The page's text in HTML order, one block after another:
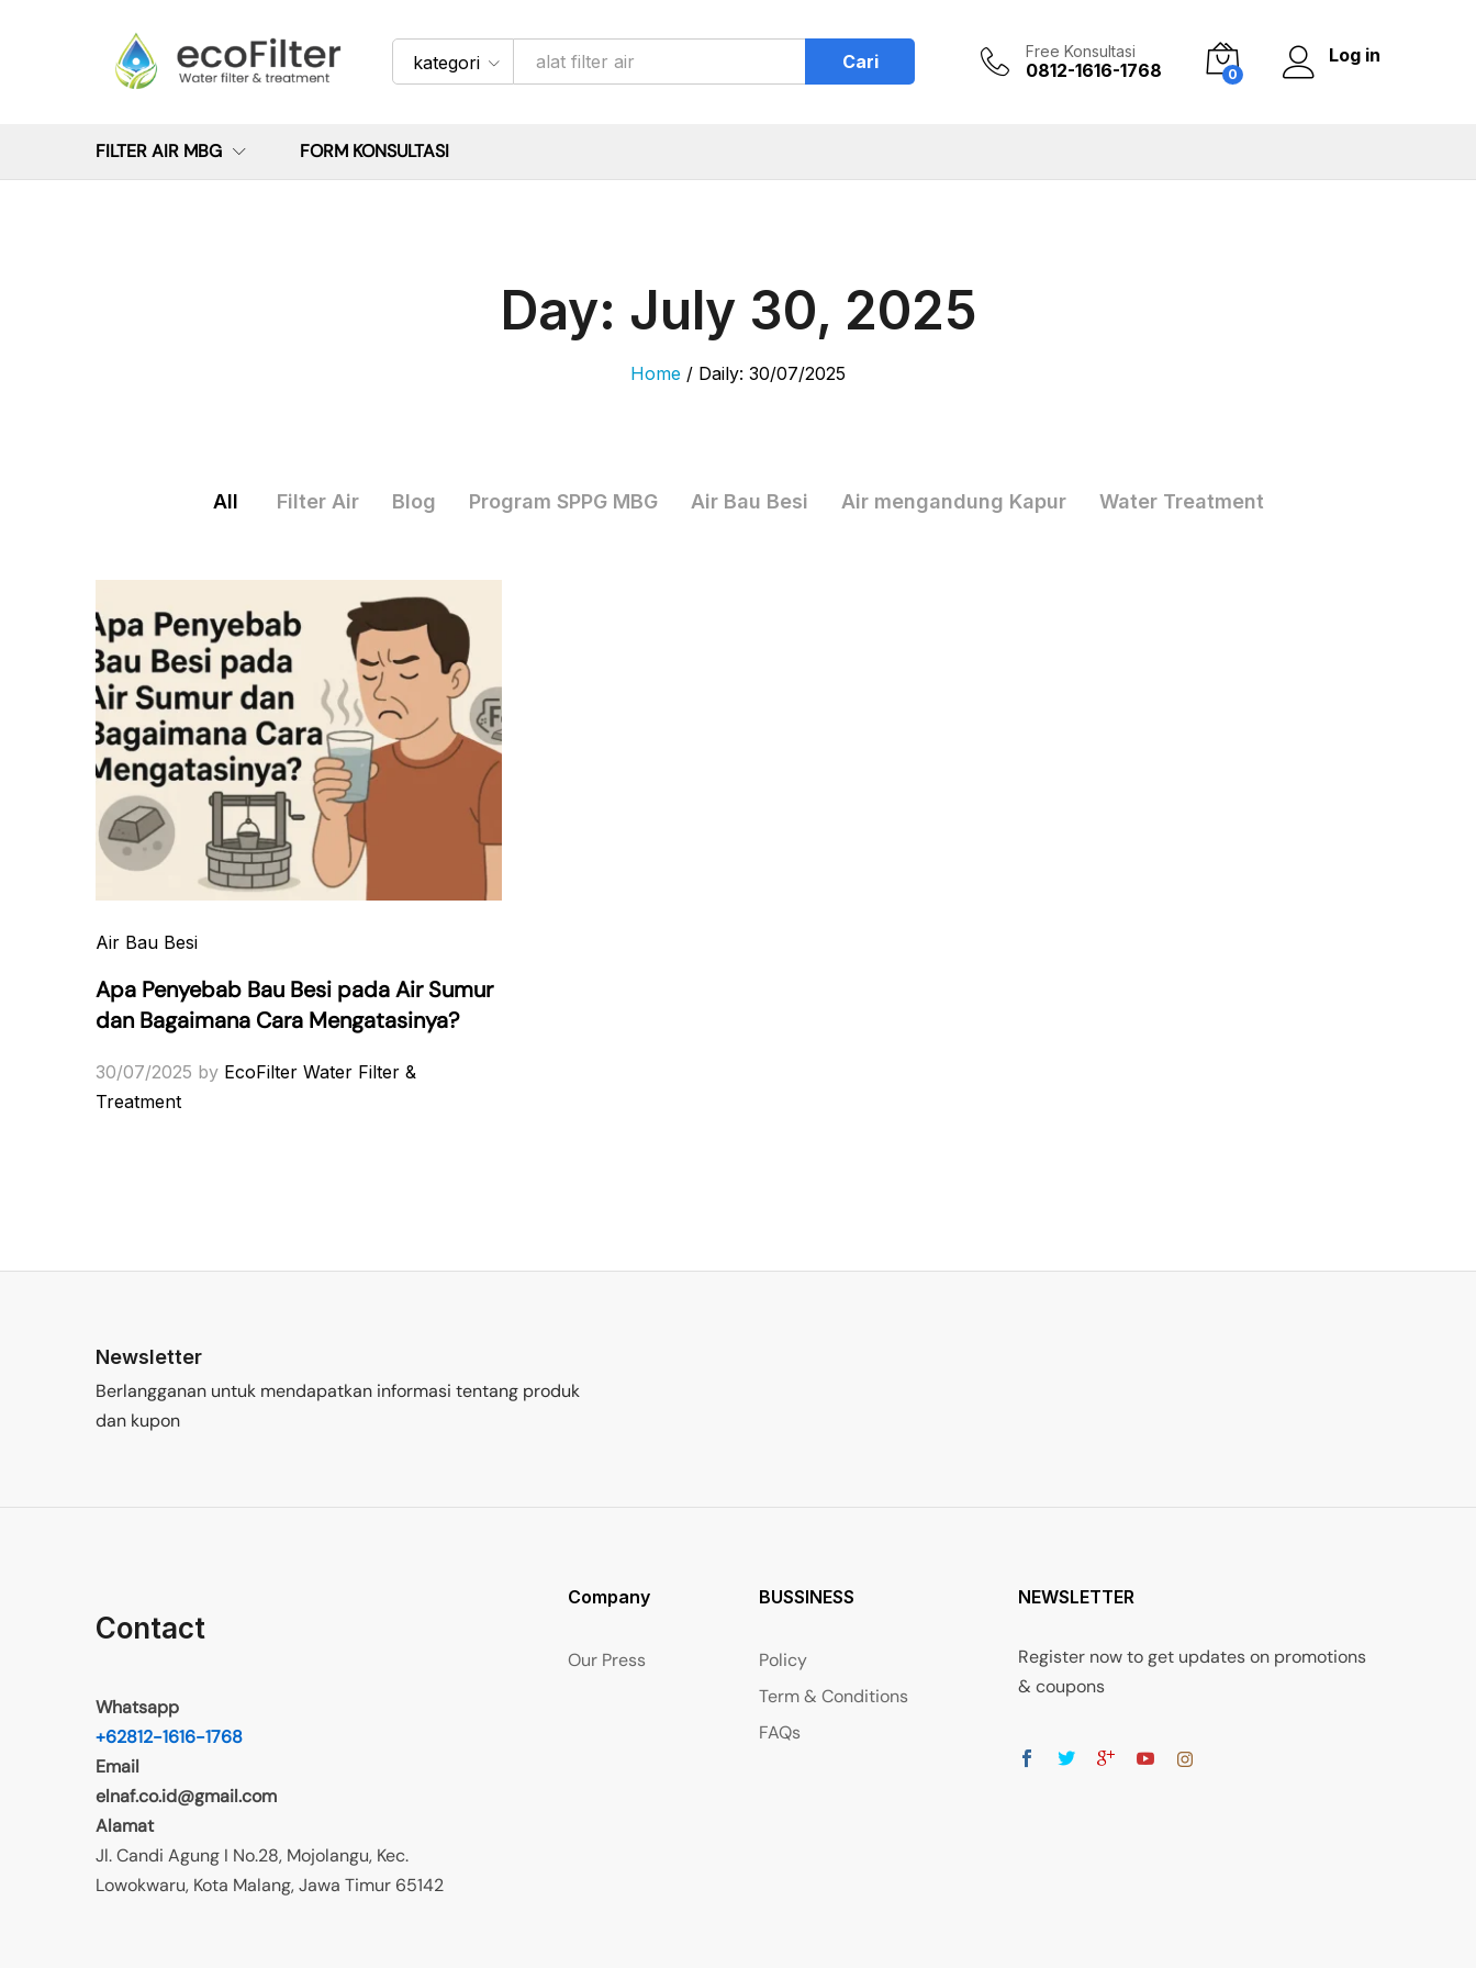
kategori Cari Free Konsultasi
0812-1616-1768 0
Log in
FILTER AIR MBG FORM KONSULTASI
Day: July 30, 2025
Home / Daily: 30/07/2025
All Filter Air Blog Program SPPG MBG Air Bau Besi Air mengandung Kapur Water Treatment
Air Bau Besi
Apa Penyebab Bau Besi pada Air Sumur
dan Bagaimana Cara Mengatasinya?
30/07/2025 by EcoFilter Water Filter &
Treatment
Newsletter
Berlangganan untuk mendapatkan informasi tentang produk
dan kupon
Contact
Whatsapp
+62812-1616-1768
Email
elnaf.co.id@gmail.com
Alamat
Jl. Candi Agung I No.28, Mojolangu, Kec.
Lowokwaru, Kota Malang, Jawa Timur 65142
Company
Our Press
BUSSINESS
Policy
Term & Conditions
FAQs
NEWSLETTER
Register now to get updates on promotions
& coupons